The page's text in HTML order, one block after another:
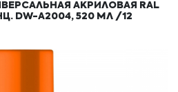
АКРИЛОВАЯ RAL
DW-A2004, 520 МЛ /12